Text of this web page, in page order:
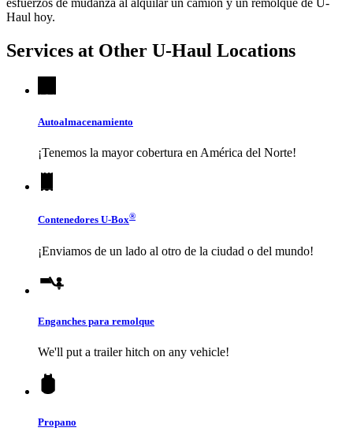
Haul hoy.
Services at Other U-Haul Locations
Autoalmacenamiento
¡Tenemos la mayor cobertura en América del Norte!
Contenedores U-Box®
¡Enviamos de un lado al otro de la ciudad o del mundo!
Enganches para remolque
We'll put a trailer hitch on any vehicle!
Propano